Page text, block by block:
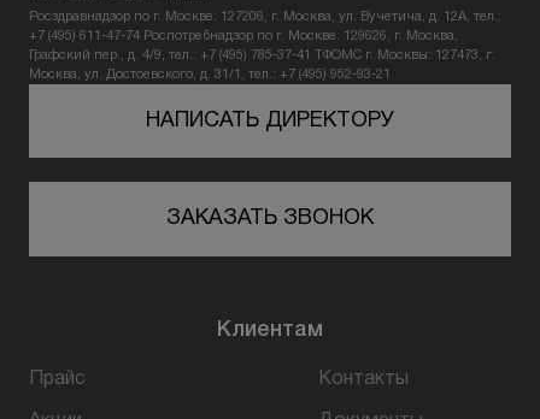
Росздравнадзор по г. Москве: 127206, г. Москва, ул. Вучетича, д. 12А, тел.:
+7 (495) 611-47-74 Роспотребнадзор по г. Москве: 129626, г. Москва,
Графский пер., д. 4/9, тел.: +7 (495) 785-37-41
ТФОМС г. Москвы: 127473, г.
Москва, ул. Достоевского, д. 31/1, тел.: +7 (495) 952-93-21
НАПИСАТЬ ДИРЕКТОРУ
ЗАКАЗАТЬ ЗВОНОК
Клиентам
Прайс Контакты